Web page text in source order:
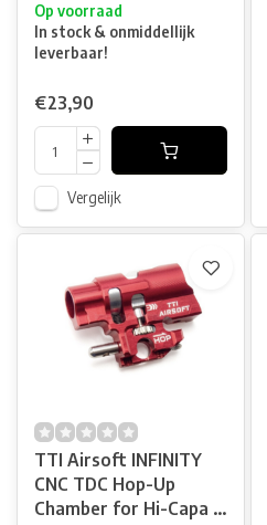
Op voorraad
In stock & onmiddellijk
leverbaar!
€23,90
Vergelijk
TTI Airsoft INFINITY
CNC TDC Hop-Up
Chamber for Hi-Capa -